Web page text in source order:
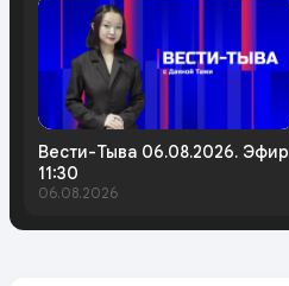
Вести-Тыва 06.08.2026. Эфир
11:30
06.08.2026